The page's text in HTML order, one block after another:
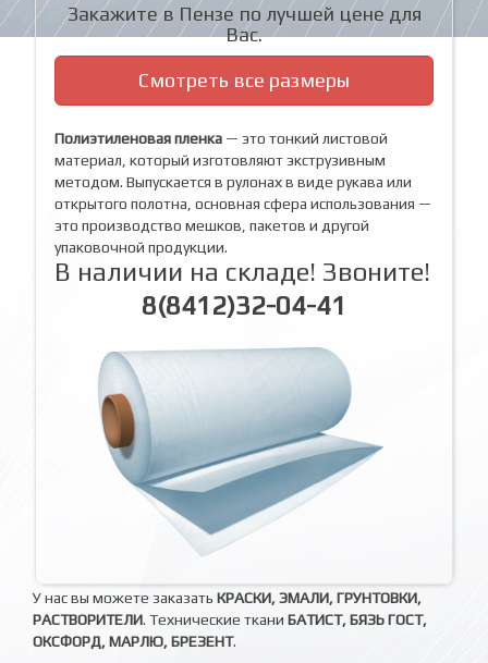
Закажите в Пензе по лучшей цене для
Вас.
Смотреть все размеры
Полиэтиленовая пленка — это тонкий листовой
материал, который изготовляют экструзивным
методом. Выпускается в рулонах в виде рукава или
открытого полотна, основная сфера использования —
это производство мешков, пакетов и другой
упаковочной продукции.
В наличии на складе! Звоните!
8(8412)32-04-41
У нас вы можете заказать КРАСКИ, ЭМАЛИ, ГРУНТОВКИ,
РАСТВОРИТЕЛИ. Технические ткани БАТИСТ, БЯЗЬ ГОСТ,
ОКСФОРД, МАРЛЮ, БРЕЗЕНТ.